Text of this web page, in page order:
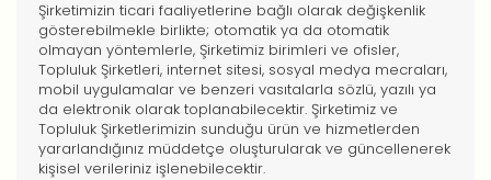
Şirketimizin ticari faaliyetlerine bağlı olarak değişkenlik
gösterebilmekle birlikte; otomatik ya da otomatik
olmayan yöntemlerle, Şirketimiz birimleri ve ofisler,
Topluluk Şirketleri, internet sitesi, sosyal medya mecraları,
mobil uygulamalar ve benzeri vasıtalarla sözlü, yazılı ya
da elektronik olarak toplanabilecektir. Şirketimiz ve
Topluluk Şirketlerimizin sunduğu ürün ve hizmetlerden
yararlandığınız müddetçe oluşturularak ve güncellenerek
kişisel verileriniz işlenebilecektir.